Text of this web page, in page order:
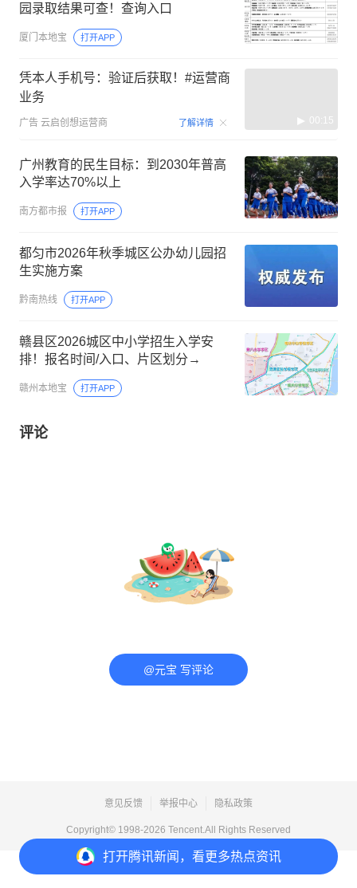
打开腾讯新闻，看更多热点资讯
园录取结果可查！查询入口
厦门本地宝 打开APP
凭本人手机号：验证后获取！#运营商
业务
广告 云启创想运营商 了解详情 00:15
广州教育的民生目标：到2030年普高
入学率达70%以上
南方都市报 打开APP
都匀市2026年秋季城区公办幼儿园招
生实施方案
黔南热线 打开APP
赣县区2026城区中小学招生入学安
排！报名时间/入口、片区划分→
赣州本地宝 打开APP
评论
@元宝 写评论
意见反馈 举报中心 隐私政策
Copyright© 1998-2026 Tencent.All Rights Reserved